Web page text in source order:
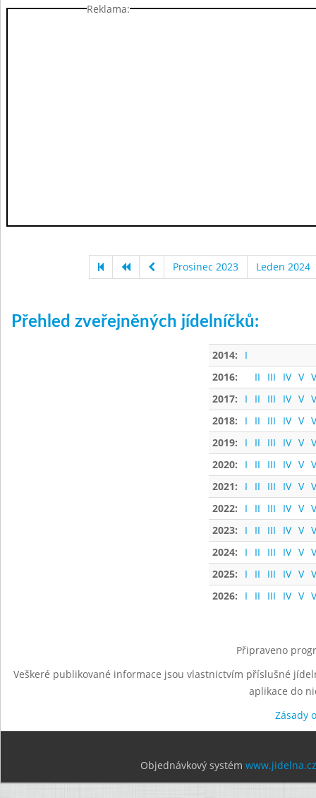
Reklama:
Prosinec 2023 Leden 2024
Přehled zveřejněných jídelníčků:
2014:
I
2016:
II III IV V
2017:
I II III IV V
2018:
I II III IV V
2019:
I II III IV V
2020:
I II III IV V
2021:
I II III IV V
2022:
I II III IV V
2023:
I II III IV V
2024:
I II III IV V
2025:
I II III IV V
2026:
I II III IV V
Připraveno
Veškeré publikované informace jsou vlastnictvím příslušné
aplikace do
Zásady
Objednávkový systém www.jidelna.cz